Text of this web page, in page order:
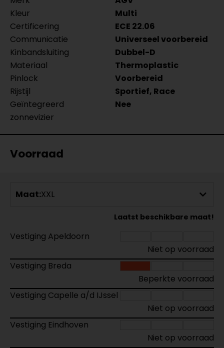
Kleur
Multi
Certificering
ECE 22.06
Communicatie
Universeel voorbereid
Kinbandsluiting
Dubbel-D
Materiaal
Thermoplastic
Pinlock
Voorbereid
Rijstijl
Sportief, Race
Geïntegreerd
zonnevizier
Nee
Voorraad
Maat:XXL
Laatst beschikbare maat!
Vestiging Apeldoorn
Niet op voorraad
Vestiging Breda
Beperkte voorraad
Vestiging Capelle a/d IJssel
Niet op voorraad
Vestiging Eindhoven
Niet op voorraad